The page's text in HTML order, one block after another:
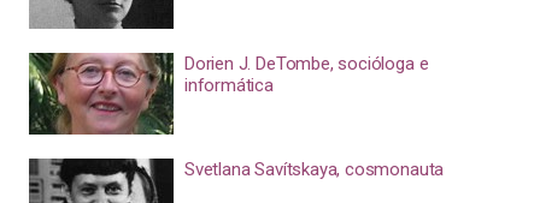
Dorien J. DeTombe, socióloga e
informática
Svetlana Savítskaya, cosmonauta